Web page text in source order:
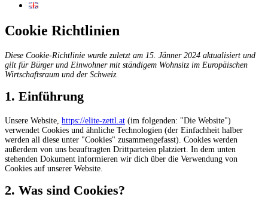
Cookie Richtlinien
Diese Cookie-Richtlinie wurde zuletzt am 15. Jänner 2024 aktualisiert und
gilt für Bürger und Einwohner mit ständigem Wohnsitz im Europäischen
Wirtschaftsraum und der Schweiz.
1. Einführung
Unsere Website, https://elite-zettl.at (im folgenden: "Die Website")
verwendet Cookies und ähnliche Technologien (der Einfachheit halber
werden all diese unter "Cookies" zusammengefasst). Cookies werden
außerdem von uns beauftragten Drittparteien platziert. In dem unten
stehenden Dokument informieren wir dich über die Verwendung von
Cookies auf unserer Website.
2. Was sind Cookies?